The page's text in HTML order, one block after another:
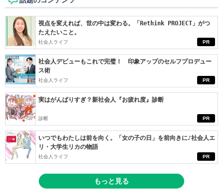
PR
視点を変えれば、世の中は変わる。「Rethink PROJECT」がつ
たえたいこと。
社会人ライフ
PR
社会人デビューもこれで完璧！ 印象アップのセルフプロデュー
ス術
社会人ライフ
PR
実はがんばりすぎ？新社会人『お疲れ度』診断
診断
PR
いつでもわたしは前を向く。「女の子の日」を前向きに♪社会人エ
リ・大学生リカの物語
社会人ライフ
もっと見る